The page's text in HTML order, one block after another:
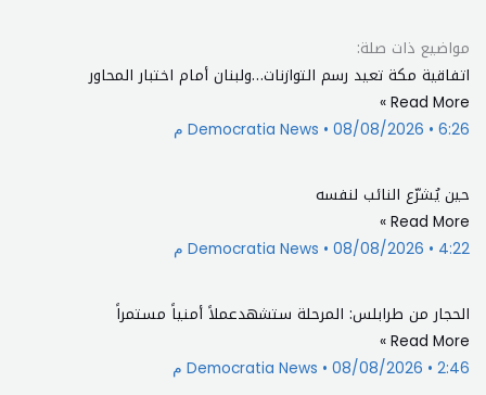
مواضيع ذات صلة:
اتفاقية مكة تعيد رسم التوازنات…ولبنان أمام اختبار المحاور
Read More »
Democratia News
08/08/2026 6:26 م
حين يُشرّع النائب لنفسه
Read More »
Democratia News
08/08/2026 4:22 م
الحجار من طرابلس: المرحلة ستشهدعملاً أمنياً مستمراً
Read More »
Democratia News
08/08/2026 2:46 م